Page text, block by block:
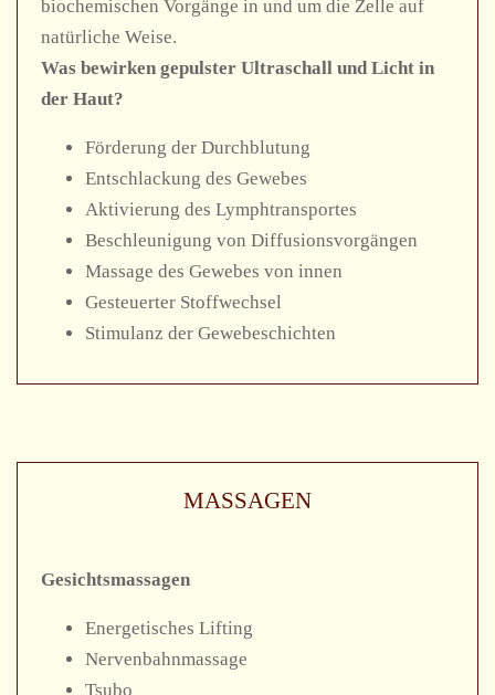
biochemischen Vorgänge in und um die Zelle auf
natürliche Weise.
Was bewirken gepulster Ultraschall und Licht in
der Haut?
Förderung der Durchblutung
Entschlackung des Gewebes
Aktivierung des Lymphtransportes
Beschleunigung von Diffusionsvorgängen
Massage des Gewebes von innen
Gesteuerter Stoffwechsel
Stimulanz der Gewebeschichten
MASSAGEN
Gesichtsmassagen
Energetisches Lifting
Nervenbahnmassage
Tsubo